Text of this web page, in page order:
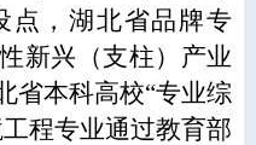
点，湖北省品牌专
新兴（支柱）产业
省本科高校“专业综
程专业通过教育部